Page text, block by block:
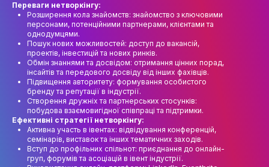
ПРАКТИКА
СИЛАБУСИ
НАУКА
НАПРЯМИ ДОСЛІДЖЕНЬ
НАУК.РОБОТА СТУДЕНТІВ
ВИДАВНИЧА ДІЯЛЬНІСТЬ
КОНФЕРЕНЦІЇ, СЕМІНАРИ
Переваги нетворкінгу:
Розширення кола знайомств: знайомство з ключовими
персонами, потенційними партнерами, клієнтами та
однодумцями.
Пошук нових можливостей: доступ до вакансій,
проектів, інвестицій та нових ринків.
Обмін знаннями та досвідом: отримання цінних порад,
інсайтів та передового досвіду від інших фахівців.
Підвищення авторитету: формування особистого
бренду та репутації в індустрії.
Створення дружніх та партнерських стосунків:
побудова взаємовигідної співпраці та підтримки.
Ефективні стратегії нетворкінгу:
Активна участь в івентах: відвідування конференцій,
семінарів, виставок та інших тематичних заходів.
Вступ до профільних спільнот: приєднання до онлайн-
груп, форумів та асоціацій в івент індустрії.